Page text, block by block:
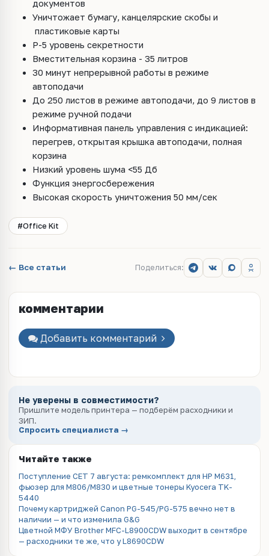
документов
Уничтожает бумагу, канцелярские скобы и
пластиковые карты
Р-5 уровень секретности
Вместительная корзина - 35 литров
30 минут непрерывной работы в режиме
автоподачи
До 250 листов в режиме автоподачи, до 9 листов в
режиме ручной подачи
Информативная панель управления с индикацией:
перегрев, открытая крышка автоподачи, полная
корзина
Низкий уровень шума <55 Дб
Функция энергосбережения
Высокая скорость уничтожения 50 мм/сек
#Office Kit
← Все статьи Поделиться:
комментарии
Добавить комментарий
Не уверены в совместимости?
Пришлите модель принтера — подберём расходники и
ЗИП.
Спросить специалиста →
Читайте также
Поступление CET 7 августа: ремкомплект для HP M631,
фьюзер для M806/M830 и цветные тонеры Kyocera TK-
5440
Почему картриджей Canon PG-545/PG-575 вечно нет в
наличии — и что изменила G&G
Цветной МФУ Brother MFC-L8900CDW выходит в сентябре
— расходники те же, что у L8690CDW